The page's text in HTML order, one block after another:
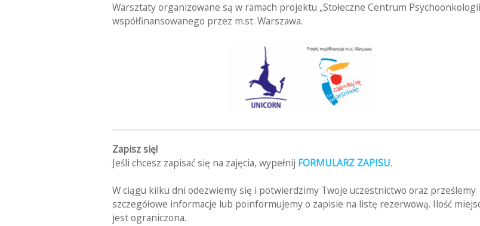
Warsztaty organizowane są w ramach projektu „Stołeczne Centrum
współfinansowanego przez m.st. Warszawa.
Zapisz się!
Jeśli chcesz zapisać się na zajęcia, wypełnij FORMULARZ ZAPISU.
W ciągu kilku dni odezwiemy się i potwierdzimy Twoje uczestnictwo oraz prześlemy
szczegółowe informacje lub poinformujemy o zapisie na listę rezerwową. Ilość
jest ograniczona.